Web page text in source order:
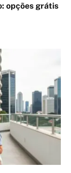
opções grátis